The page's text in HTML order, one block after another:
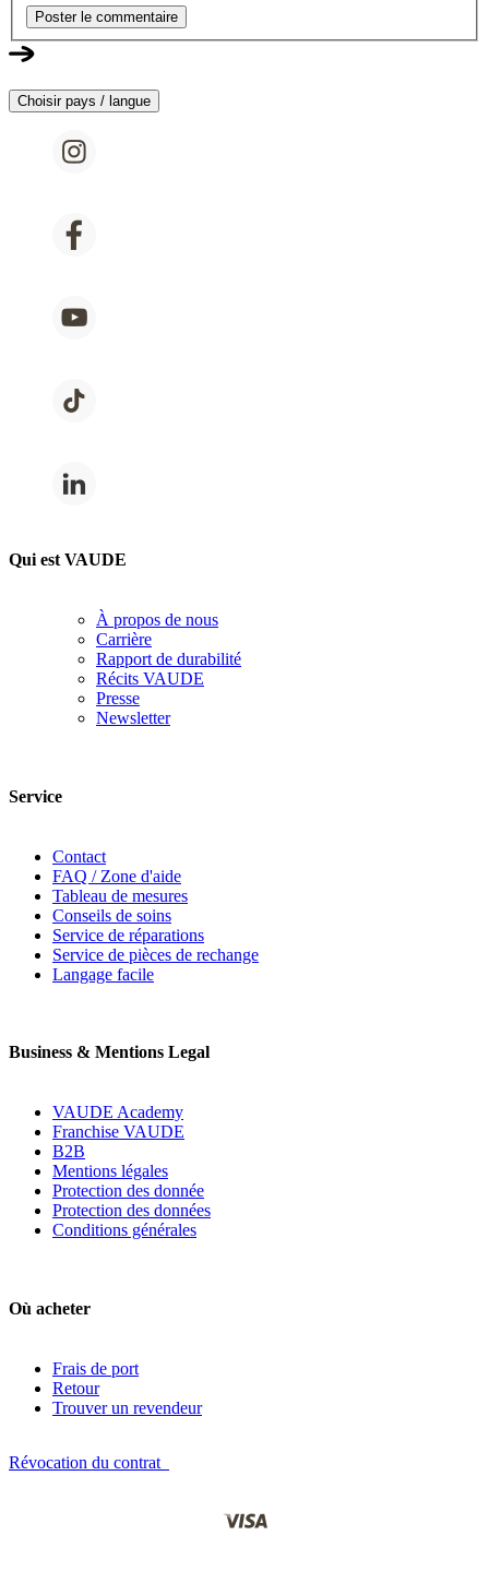
Poster le commentaire
Choisir pays / langue
Qui est VAUDE
À propos de nous
Carrière
Rapport de durabilité
Récits VAUDE
Presse
Newsletter
Service
Contact
FAQ / Zone d'aide
Tableau de mesures
Conseils de soins
Service de réparations
Service de pièces de rechange
Langage facile
Business & Mentions Legal
VAUDE Academy
Franchise VAUDE
B2B
Mentions légales
Protection des donnée
Protection des données
Conditions générales
Où acheter
Frais de port
Retour
Trouver un revendeur
Révocation du contrat